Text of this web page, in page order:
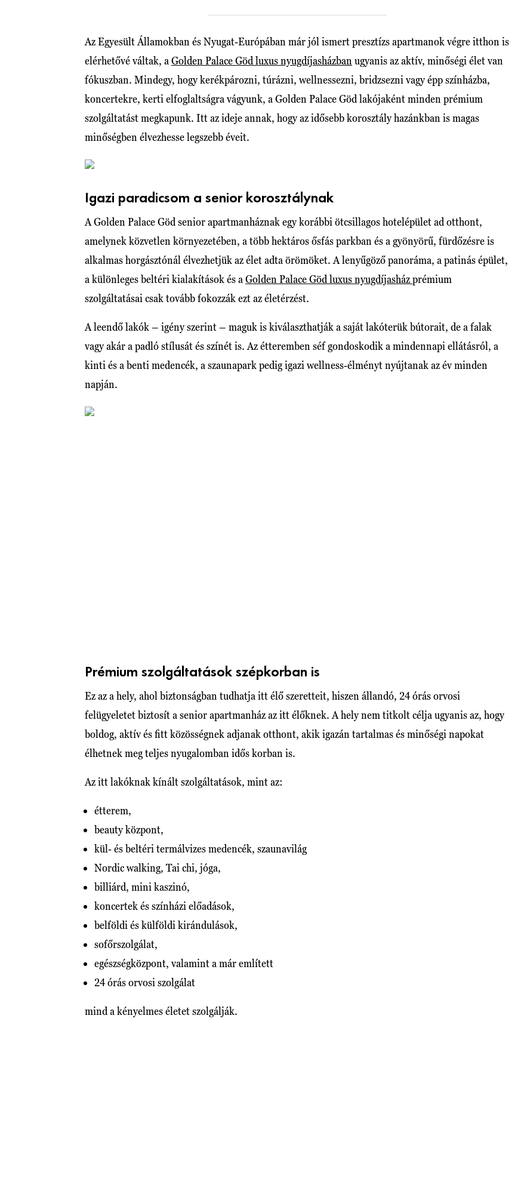
Az Egyesült Államokban és Nyugat-Európában már jól ismert presztízs apartmanok végre itthon is
elérhetővé váltak, a Golden Palace Göd luxus nyugdíjasházban ugyanis az aktív, minőségi élet van
fókuszban. Mindegy, hogy kerékpározni, túrázni, wellnessezni, bridzsezni vagy épp színházba,
koncertekre, kerti elfoglaltságra vágyunk, a Golden Palace Göd lakójaként minden prémium
szolgáltatást megkapunk. Itt az ideje annak, hogy az idősebb korosztály hazánkban is magas
minőségben élvezhesse legszebb éveit.
Igazi paradicsom a senior korosztálynak
A Golden Palace Göd senior apartmanháznak egy korábbi ötcsillagos hotelépület ad otthont,
amelynek közvetlen környezetében, a több hektáros ősfás parkban és a gyönyörű, fürdőzésre is
alkalmas horgásztónál élvezhetjük az élet adta örömöket. A lenyűgöző panoráma, a patinás épület,
a különleges beltéri kialakítások és a Golden Palace Göd luxus nyugdíjasházprémium
szolgáltatásai csak tovább fokozzák ezt az életérzést.
A leendő lakók – igény szerint – maguk is kiválaszthatják a saját lakóterük bútorait, de a falak
vagy akár a padló stílusát és színét is. Az étteremben séf gondoskodik a mindennapi ellátásról, a
kinti és a benti medencék, a szaunapark pedig igazi wellness-élményt nyújtanak az év minden
napján.
Prémium szolgáltatások szépkorban is
Ez az a hely, ahol biztonságban tudhatja itt élő szeretteit, hiszen állandó, 24 órás orvosi
felügyeletet biztosít a senior apartmanház az itt élőknek. A hely nem titkolt célja ugyanis az, hogy
boldog, aktív és fitt közösségnek adjanak otthont, akik igazán tartalmas és minőségi napokat
élhetnek meg teljes nyugalomban idős korban is.
Az itt lakóknak kínált szolgáltatások, mint az:
étterem,
beauty központ,
kül- és beltéri termálvizes medencék, szaunavilág
Nordic walking, Tai chi, jóga,
billiárd, mini kaszinó,
koncertek és színházi előadások,
belföldi és külföldi kirándulások,
sofőrszolgálat,
egészségközpont, valamint a már említett
24 órás orvosi szolgálat
mind a kényelmes életet szolgálják.